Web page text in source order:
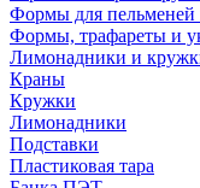
Формы для пельменей
Формы, трафареты и
Лимонадники и
Краны
Кружки
Лимонадники
Подставки
Пластиковая тара